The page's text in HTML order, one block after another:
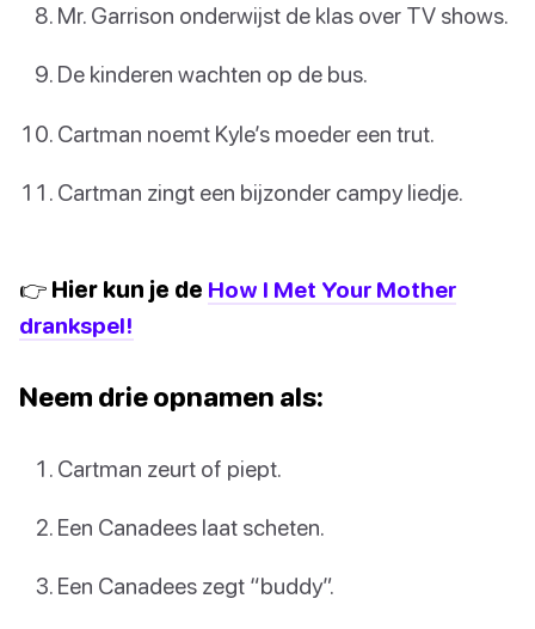
Mr. Garrison onderwijst de klas over TV shows.
De kinderen wachten op de bus.
Cartman noemt Kyle’s moeder een trut.
Cartman zingt een bijzonder campy liedje.
👉 Hier kun je de How I Met Your Mother
drankspel!
Neem drie opnamen als:
Cartman zeurt of piept.
Een Canadees laat scheten.
Een Canadees zegt “buddy”.